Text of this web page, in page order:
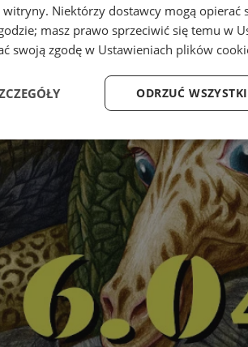
witryny. Niektórzy dostawcy mogą
masz prawo sprzeciwić się temu w
swoją zgodę w Ustawieniach plików
ODRZUĆ
Wydajność Targetowanie
Niezbędne Wydajność Targetowanie
cookie umożliwiają korzystanie z podstawowych funkcji
Bez niezbędnych plików cookie nie można
Provider
/
Domena
Okres
przechowywania